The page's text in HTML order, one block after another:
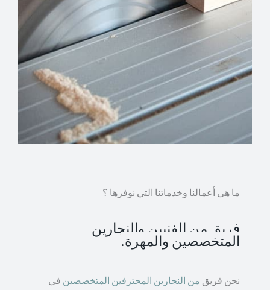
ما هى أعمالنا وخدماتنا التي نوفرها ؟
فريق من الفنيين والنجارين
المتخصصين والمهرة.
نحن فريق من النجارين المحترفين المتخصصين في